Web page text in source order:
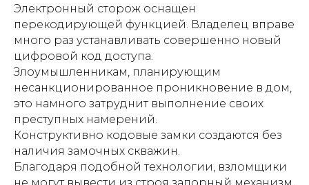
Электронный сторож оснащен
перекодирующей функцией. Владелец вправе
много раз устанавливать совершенно новый
цифровой код доступа.
Злоумышленникам, планирующим
несанкционированное проникновение в дом,
это намного затруднит выполнение своих
преступных намерений.
Конструктивно кодовые замки создаются без
наличия замочных скважин.
Благодаря подобной технологии, взломщики